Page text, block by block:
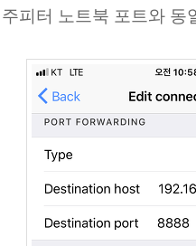
피터 노트북 포트와 동